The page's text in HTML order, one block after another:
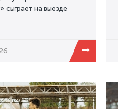
сыграет на выезде